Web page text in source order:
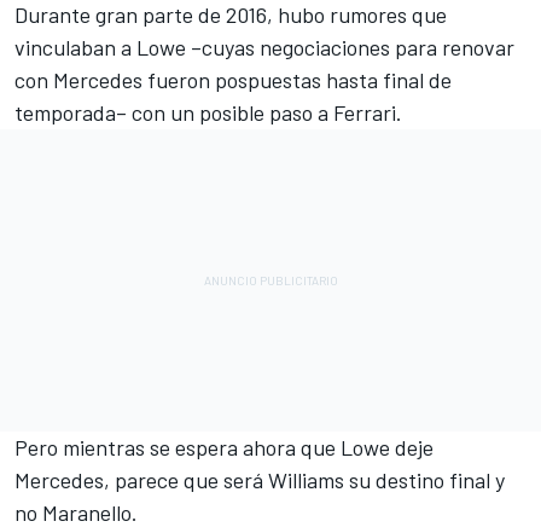
Durante gran parte de 2016, hubo rumores que
vinculaban a Lowe –cuyas negociaciones para renovar
con Mercedes fueron pospuestas hasta final de
temporada– con un posible paso a Ferrari.
Pero mientras se espera ahora que Lowe deje
Mercedes, parece que será Williams su destino final y
no Maranello.